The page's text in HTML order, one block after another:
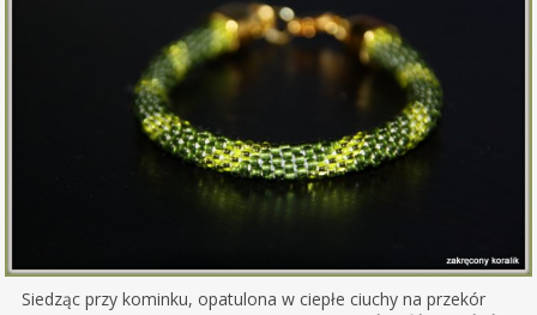
Siedząc przy kominku, opatulona w ciepłe ciuchy na przekór